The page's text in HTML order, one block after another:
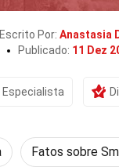
Escrito Por: Anastasia
Publicado: 11 Dez
Fatos sobre